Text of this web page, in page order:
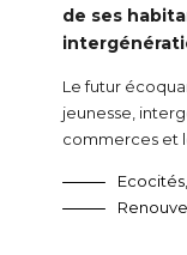
de ses
Le futur
jeunesse,
commerces et